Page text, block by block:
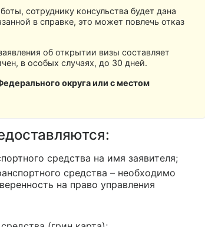
сотруднику консульства будет дана
в справке, это может повлечь отказ
об открытии визы составляет
в особых случаях, до 30 дней.
округа или с местом
средства на имя заявителя;
средства – необходимо
на право управления